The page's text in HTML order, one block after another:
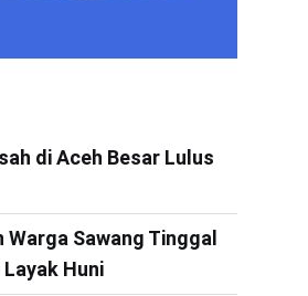
di Aceh Besar Lulus
Warga Sawang Tinggal
Huni